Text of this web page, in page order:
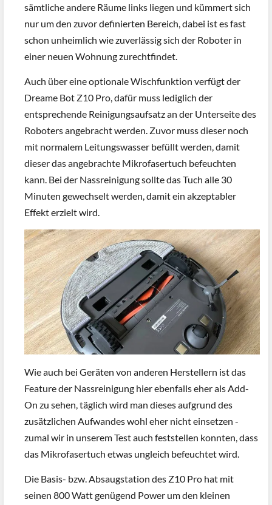
sämtliche andere Räume links liegen und kümmert sich
nur um den zuvor definierten Bereich, dabei ist es fast
schon unheimlich wie zuverlässig sich der Roboter in
einer neuen Wohnung zurechtfindet.
Auch über eine optionale Wischfunktion verfügt der
Dreame Bot Z10 Pro, dafür muss lediglich der
entsprechende Reinigungsaufsatz an der Unterseite des
Roboters angebracht werden. Zuvor muss dieser noch
mit normalem Leitungswasser befüllt werden, damit
dieser das angebrachte Mikrofasertuch befeuchten
kann. Bei der Nassreinigung sollte das Tuch alle 30
Minuten gewechselt werden, damit ein akzeptabler
Effekt erzielt wird.
Wie auch bei Geräten von anderen Herstellern ist das
Feature der Nassreinigung hier ebenfalls eher als Add-
On zu sehen, täglich wird man dieses aufgrund des
zusätzlichen Aufwandes wohl eher nicht einsetzen -
zumal wir in unserem Test auch feststellen konnten, dass
das Mikrofasertuch etwas ungleich befeuchtet wird.
Die Basis- bzw. Absaugstation des Z10 Pro hat mit
seinen 800 Watt genügend Power um den kleinen